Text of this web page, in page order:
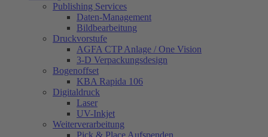
Publishing Services
Daten-Management
Bildbearbeitung
Druckvorstufe
AGFA CTP Anlage / One Vision
3-D Verpackungsdesign
Bogenoffset
KBA Rapida 106
Digitaldruck
Laser
UV-Inkjet
Weiterverarbeitung
Pick & Place Aufspenden